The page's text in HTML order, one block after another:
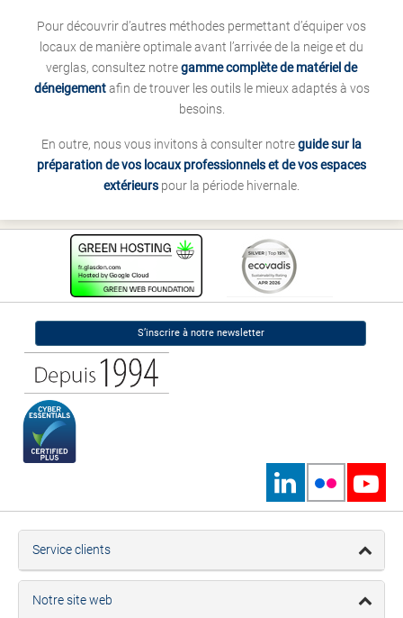
Pour découvrir d’autres méthodes permettant d’équiper vos
locaux de manière optimale avant l’arrivée de la neige et du
verglas, consultez notregamme complète de matériel de
déneigementafin de trouver les outils le mieux adaptés à vos
besoins.
En outre, nous vous invitons à consulter notreguide sur la
préparation de vos locaux professionnels et de vos espaces
extérieurs pour la période hivernale.
S’inscrire à notre newsletter
Service clients
Notre site web